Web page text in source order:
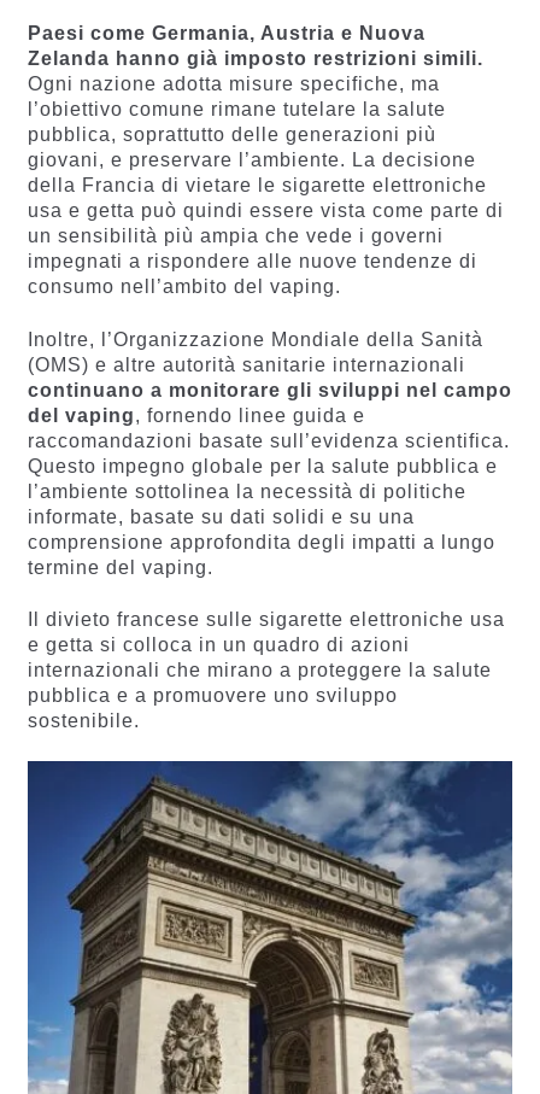
Paesi come Germania, Austria e Nuova
Zelanda hanno già imposto restrizioni simili.
Ogni nazione adotta misure specifiche, ma
l’obiettivo comune rimane tutelare la salute
pubblica, soprattutto delle generazioni più
giovani, e preservare l’ambiente​​​​. La decisione
della Francia di vietare le sigarette elettroniche
usa e getta può quindi essere vista come parte di
un sensibilità più ampia che vede i governi
impegnati a rispondere alle nuove tendenze di
consumo nell’ambito del vaping.
Inoltre, l’Organizzazione Mondiale della Sanità
(OMS) e altre autorità sanitarie internazionali
continuano a monitorare gli sviluppi nel campo
del vaping, fornendo linee guida e
raccomandazioni basate sull’evidenza scientifica.
Questo impegno globale per la salute pubblica e
l’ambiente sottolinea la necessità di politiche
informate, basate su dati solidi e su una
comprensione approfondita degli impatti a lungo
termine del vaping.
Il divieto francese sulle sigarette elettroniche usa
e getta si colloca in un quadro di azioni
internazionali che mirano a proteggere la salute
pubblica e a promuovere uno sviluppo
sostenibile.